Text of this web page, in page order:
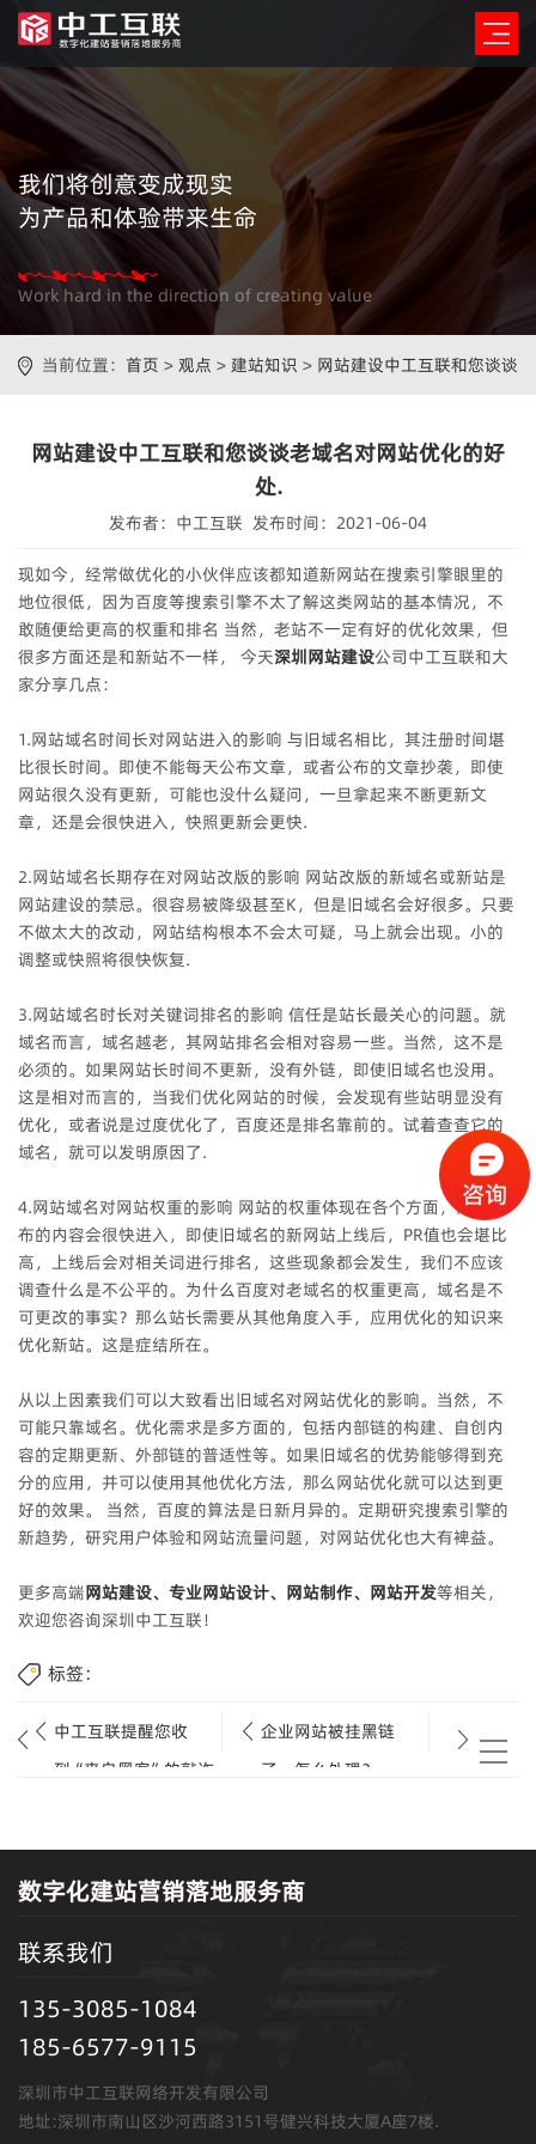
我们将创意变成现实
为产品和体验带来生命
Work hard in the direction of creating value
当前位置： 首页 > 观点 > 建站知识 > 网站建设中工互联和您谈谈
网站建设中工互联和您谈谈老域名对网站优化的好
处.
发布者：中工互联 发布时间：2021-06-04
现如今，经常做优化的小伙伴应该都知道新网站在搜索引擎眼里的
地位很低，因为百度等搜索引擎不太了解这类网站的基本情况，不
敢随便给更高的权重和排名 当然，老站不一定有好的优化效果，但
很多方面还是和新站不一样， 今天深圳网站建设公司中工互联和大
家分享几点：
1.网站域名时间长对网站进入的影响 与旧域名相比，其注册时间堪
比很长时间。即使不能每天公布文章，或者公布的文章抄袭，即使
网站很久没有更新，可能也没什么疑问，一旦拿起来不断更新文
章，还是会很快进入，快照更新会更快.
2.网站域名长期存在对网站改版的影响 网站改版的新域名或新站是
网站建设的禁忌。很容易被降级甚至K，但是旧域名会好很多。只要
不做太大的改动，网站结构根本不会太可疑，马上就会出现。小的
调整或快照将很快恢复.
3.网站域名时长对关键词排名的影响 信任是站长最关心的问题。就
域名而言，域名越老，其网站排名会相对容易一些。当然，这不是
必须的。如果网站长时间不更新，没有外链，即使旧域名也没用。
这是相对而言的，当我们优化网站的时候，会发现有些站明显没有
优化，或者说是过度优化了，百度还是排名靠前的。试着查查它的
域名，就可以发明原因了.
4.网站域名对网站权重的影响 网站的权重体现在各个方面，网站公
布的内容会很快进入，即使旧域名的新网站上线后，PR值也会堪比
高，上线后会对相关词进行排名，这些现象都会发生，我们不应该
调查什么是不公平的。为什么百度对老域名的权重更高，域名是不
可更改的事实？那么站长需要从其他角度入手，应用优化的知识来
优化新站。这是症结所在。
从以上因素我们可以大致看出旧域名对网站优化的影响。当然，不
可能只靠域名。优化需求是多方面的，包括内部链的构建、自创内
容的定期更新、外部链的普适性等。如果旧域名的优势能够得到充
分的应用，并可以使用其他优化方法，那么网站优化就可以达到更
好的效果。 当然，百度的算法是日新月异的。定期研究搜索引擎的
新趋势，研究用户体验和网站流量问题，对网站优化也大有裨益。
更多高端网站建设、专业网站设计、网站制作、网站开发等相关，
欢迎您咨询深圳中工互联！
标签：
中工互联提醒您收
到“来自黑客”的敲诈
企业网站被挂黑链
了，怎么处理？
数字化建站营销落地服务商
联系我们
135-3085-1084
185-6577-9115
深圳市中工互联网络开发有限公司
地址:深圳市南山区沙河西路3151号健兴科技大厦A座7楼.